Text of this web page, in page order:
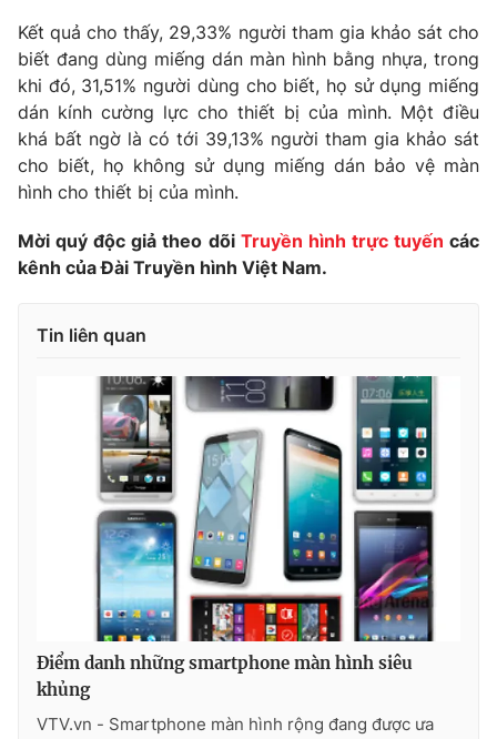
Sản phẩm
Thị trường
Tư vấn
Giao lưu trực tuyến
Lịch phát sóng
Chuyên mục khác
Photo Infographic
Video
VTV Money VTV Thể thao
VTV Sức khoẻ Bất động sản
Thị trường 24h Tấm lòng Việt
Vươn mình bằng AI
VTV9 VTV8
Liên hệ tòa soạn English
Kết quả cho thấy, 29,33% người tham gia khảo sát cho
biết đang dùng miếng dán màn hình bằng nhựa, trong
khi đó, 31,51% người dùng cho biết, họ sử dụng miếng
dán kính cường lực cho thiết bị của mình. Một điều
khá bất ngờ là có tới 39,13% người tham gia khảo sát
cho biết, họ không sử dụng miếng dán bảo vệ màn
hình cho thiết bị của mình.
Mời quý độc giả theo dõi Truyền hình trực tuyến các
kênh của Đài Truyền hình Việt Nam.
Tin liên quan
Điểm danh những smartphone màn hình siêu
khủng
VTV.vn - Smartphone màn hình rộng đang được ưa